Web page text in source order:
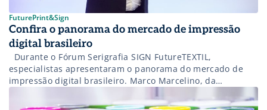
FuturePrint&Sign
Confira o panorama do mercado de impressão
digital brasileiro
Durante o Fórum Serigrafia SIGN FutureTEXTIL,
especialistas apresentaram o panorama do mercado de
impressão digital brasileiro. Marco Marcelino, da
os seguintes dados: – Mais de 429 mil empresas que